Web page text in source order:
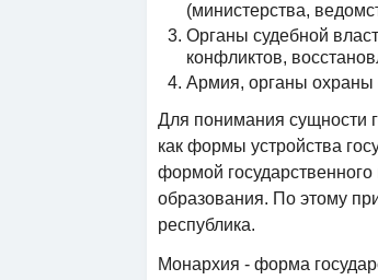
(министерства,
Органы судебной
конфликтов,
Армия, органы охраны
Для понимания сущности
как формы устройства
формой
образования. По этому
республика.
Монархия - форма